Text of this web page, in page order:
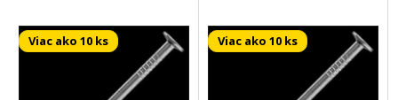
Viac ako 10 ks Viac ako 10 ks